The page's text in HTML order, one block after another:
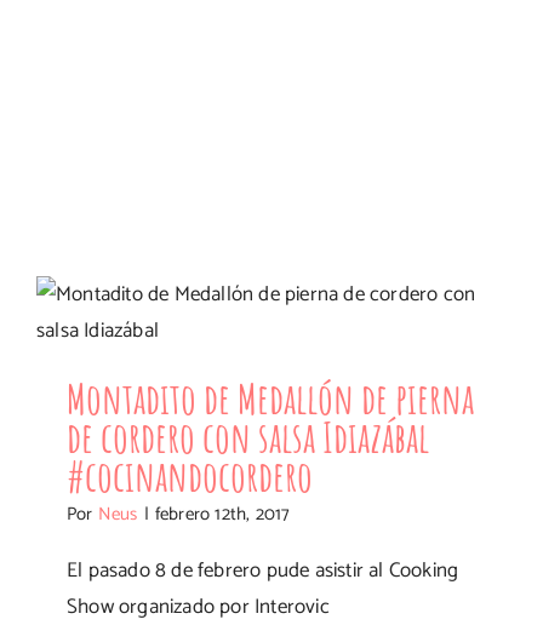
cordero con salsa Idiazábal
#cocinandocordero
Montadito de Medallón de pierna
de cordero con salsa Idiazábal
#cocinandocordero
Por Neus | febrero 12th, 2017
El pasado 8 de febrero pude asistir al Cooking
Show organizado por Interovic